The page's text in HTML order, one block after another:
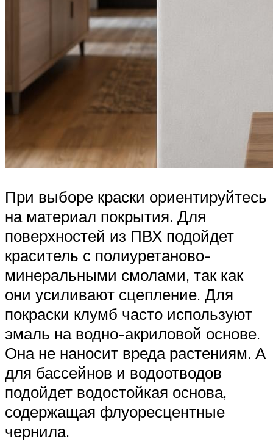
При выборе краски ориентируйтесь
на материал покрытия. Для
поверхностей из ПВХ подойдет
краситель с полиуретаново-
минеральными смолами, так как
они усиливают сцепление. Для
покраски клумб часто используют
эмаль на водно-акриловой основе.
Она не наносит вреда растениям. А
для бассейнов и водоотводов
подойдет водостойкая основа,
содержащая флуоресцентные
чернила.